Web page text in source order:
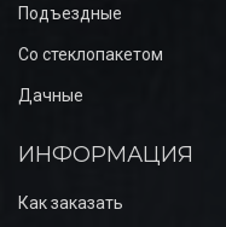
Подъездные
Со стеклопакетом
Дачные
ИНФОРМАЦИЯ
Как заказать